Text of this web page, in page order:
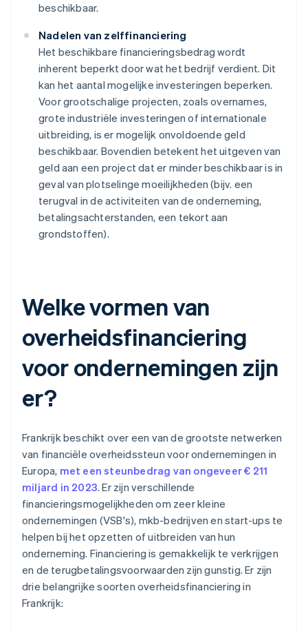
beschikbaar.
Nadelen van zelffinanciering
Het beschikbare financieringsbedrag wordt
inherent beperkt door wat het bedrijf verdient. Dit
kan het aantal mogelijke investeringen beperken.
Voor grootschalige projecten, zoals overnames,
grote industriële investeringen of internationale
uitbreiding, is er mogelijk onvoldoende geld
beschikbaar. Bovendien betekent het uitgeven van
geld aan een project dat er minder beschikbaar is in
geval van plotselinge moeilijkheden (bijv. een
terugval in de activiteiten van de onderneming,
betalingsachterstanden, een tekort aan
grondstoffen).
Welke vormen van
overheidsfinanciering
voor ondernemingen zijn
er?
Frankrijk beschikt over een van de grootste netwerken
van financiële overheidssteun voor ondernemingen in
Europa, met een steunbedrag van ongeveer € 211
miljard in 2023. Er zijn verschillende
financieringsmogelijkheden om zeer kleine
ondernemingen (VSB's), mkb-bedrijven en start-ups te
helpen bij het opzetten of uitbreiden van hun
onderneming. Financiering is gemakkelijk te verkrijgen
en de terugbetalingsvoorwaarden zijn gunstig. Er zijn
drie belangrijke soorten overheidsfinanciering in
Frankrijk: